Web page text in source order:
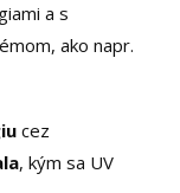
a s
ako napr.
cez
, kým sa UV